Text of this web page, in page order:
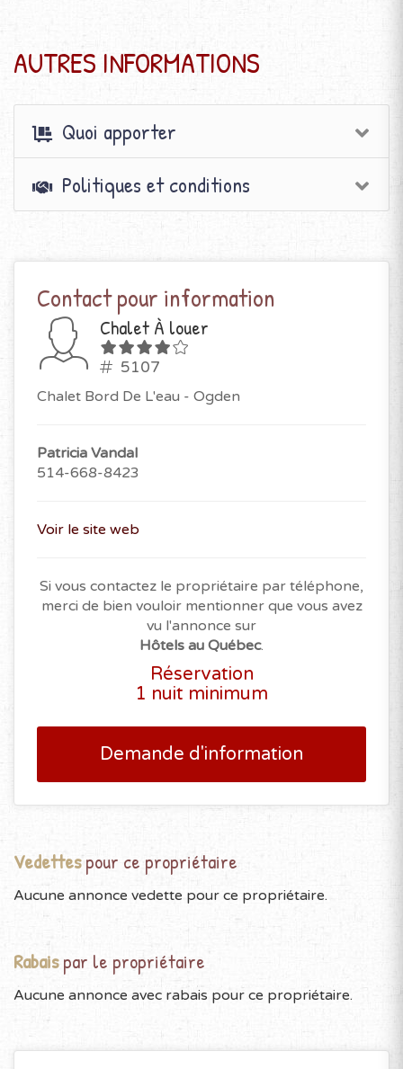
AUTRES INFORMATIONS
Quoi apporter
Politiques et conditions
Contact pour information
Chalet À louer
5107
Chalet Bord De L'eau - Ogden
Patricia Vandal
514-668-8423
Voir le site web
Si vous contactez le propriétaire par téléphone,
merci de bien vouloir mentionner que vous avez
vu l'annonce sur
Hôtels au Québec.
Réservation
1 nuit minimum
Demande d'information
Vedettespour ce propriétaire
Aucune annonce vedette pour ce propriétaire.
Rabaispar le propriétaire
Aucune annonce avec rabais pour ce propriétaire.